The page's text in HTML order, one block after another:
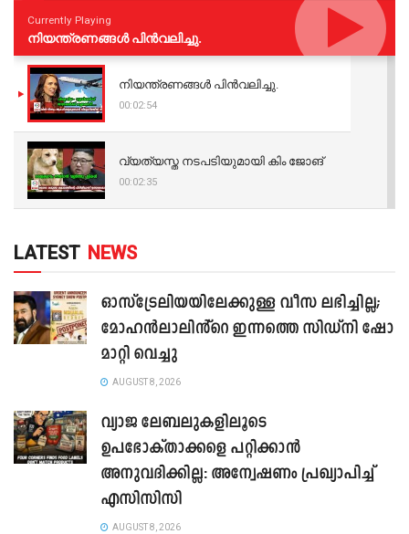
Currently Playing
നിയന്ത്രണങ്ങള്‍ പിന്‍വലിച്ചു.
നിയന്ത്രണങ്ങള്‍ പിന്‍വലിച്ചു.
00:02:54
വ്യത്യസ്ത നടപടിയുമായി കിം ജോങ്
00:02:35
LATEST NEWS
ഓസ്‌ട്രേലിയയിലേക്കുള്ള വീസ ലഭിച്ചില്ല;
മോഹൻലാലിൻ്റെ ഇന്നത്തെ സിഡ്നി ഷോ
മാറ്റി വെച്ചു
AUGUST 8, 2026
വ്യാജ ലേബലുകളിലൂടെ
ഉപഭോക്താക്കളെ പറ്റിക്കാൻ
അനുവദിക്കില്ല: അന്വേഷണം പ്രഖ്യാപിച്ച്
എസിസിസി
AUGUST 8, 2026